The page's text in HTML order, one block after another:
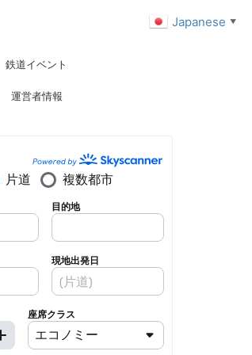
鉄道イベント
運営者情報
Japanese ▼